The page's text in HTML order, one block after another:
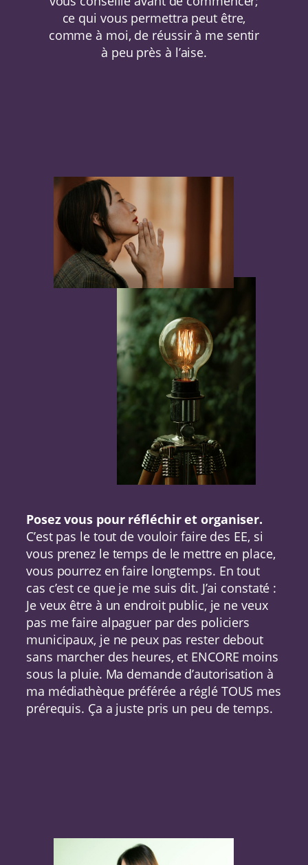
ce qui vous permettra peut être,
comme à moi, de réussir à me sentir
à peu près à l’aise.
Posez vous pour réfléchir et organiser.
C’est pas le tout de vouloir faire des EE, si
vous prenez le temps de le mettre en place,
vous pourrez en faire longtemps. En tout
cas c’est ce que je me suis dit. J’ai constaté :
Je veux être à un endroit public, je ne veux
pas me faire alpaguer par des policiers
municipaux, je ne peux pas rester debout
sans marcher des heures, et ENCORE moins
sous la pluie. Ma demande d’autorisation à
ma médiathèque préférée a réglé TOUS mes
prérequis. Ça a juste pris un peu de temps.